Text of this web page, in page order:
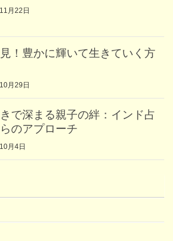
月22日
！豊かに輝いて生きていく方
月29日
で深まる親子の絆：インド占
のアプローチ
月4日